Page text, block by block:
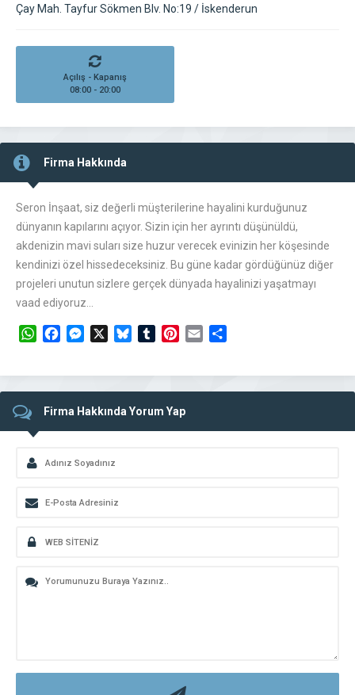
Çay Mah. Tayfur Sökmen Blv. No:19 / İskenderun
Açılış - Kapanış
08:00 - 20:00
Firma Hakkında
Seron İnşaat, siz değerli müşterilerine hayalini kurduğunuz
dünyanın kapılarını açıyor. Sizin için her ayrıntı düşünüldü,
akdenizin mavi suları size huzur verecek evinizin her köşesinde
kendinizi özel hissedeceksiniz. Bu güne kadar gördüğünüz diğer
projeleri unutun sizlere gerçek dünyada hayalinizi yaşatmayı
vaad ediyoruz…
WhatsAppFacebookMessengerBlueskyTumblrPinterest
Email
Firma Hakkında Yorum Yap